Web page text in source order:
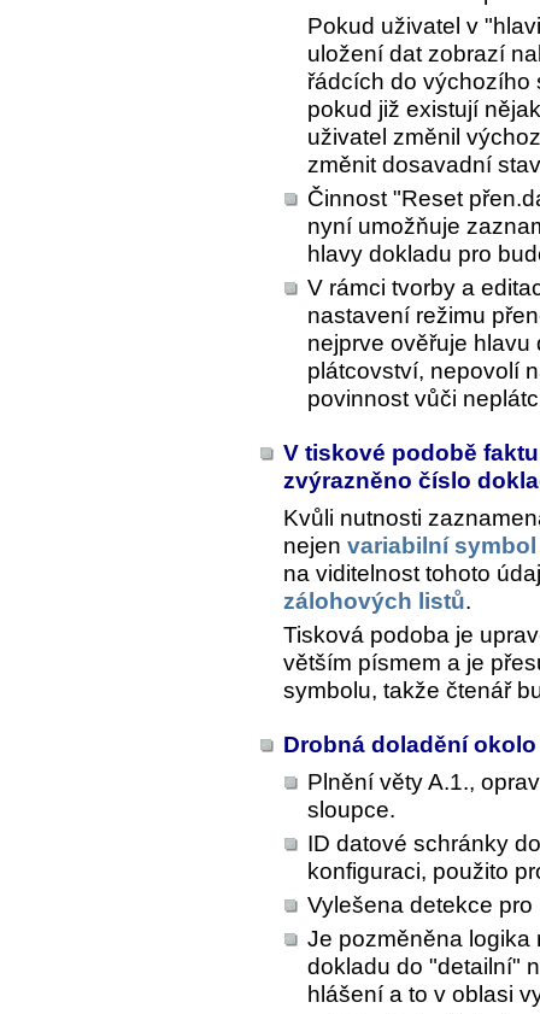
Pokud uživatel v
uložení dat zobrazí
řádcích do výchozího
pokud již existují
uživatel změnil
změnit dosavadní
Činnost "Reset
nyní umožňuje
hlavy dokladu pro
V rámci tvorby a
nastavení režimu
nejprve ověřuje hlavu
plátcovství, nepovolí
povinnost vůči
V tiskové podobě
zvýrazněno číslo
Kvůli nutnosti
nejen variabilní symbol
na viditelnost tohoto
zálohových listů.
Tisková podoba je
větším písmem a je
symbolu, takže čtenář
Drobná doladění
Plnění věty A.1.,
sloupce.
ID datové schránky
konfiguraci, použito
Vylešena detekce
Je pozměněna
dokladu do "detailní"
hlášení a to v oblasi